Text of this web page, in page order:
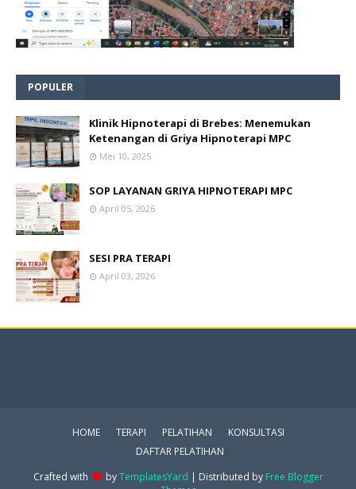
POPULER
Klinik Hipnoterapi di Brebes: Menemukan
Ketenangan di Griya Hipnoterapi MPC
Mei 10, 2025
SOP LAYANAN GRIYA HIPNOTERAPI MPC
April 05, 2026
SESI PRA TERAPI
April 03, 2026
HOME TERAPI PELATIHAN
KONSULTASI
DAFTAR PELATIHAN
Crafted with
byTemplatesYard | Distributed by Free Blogger